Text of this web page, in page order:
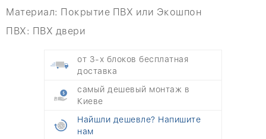
Материал: Покрытие ПВХ или Экошпон
ПВХ: ПВХ двери
от 3-х блоков бесплатная
доставка
самый дешевый монтаж в
Киеве
Найшли дешевле? Напишите
нам